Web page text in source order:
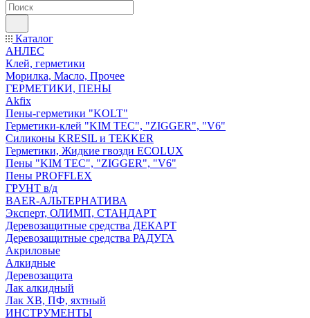
Каталог
АНЛЕС
Клей, герметики
Морилка, Масло, Прочее
ГЕРМЕТИКИ, ПЕНЫ
Akfix
Пены-герметики "KOLT"
Герметики-клей "KIM TEС", "ZIGGER", "V6"
Силиконы KRESIL и TEKKER
Герметики, Жидкие гвозди ECOLUX
Пены "KIM TEС", "ZIGGER", "V6"
Пены PROFFLEX
ГРУНТ в/д
BAER-АЛЬТЕРНАТИВА
Эксперт, ОЛИМП, СТАНДАРТ
Деревозащитные средства ДЕКАРТ
Деревозащитные средства РАДУГА
Акриловые
Алкидные
Деревозащита
Лак алкидный
Лак ХВ, ПФ, яхтный
ИНСТРУМЕНТЫ